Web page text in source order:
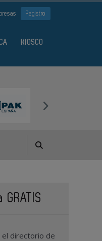
Registro
KIOSCO
GRATIS
el directorio de